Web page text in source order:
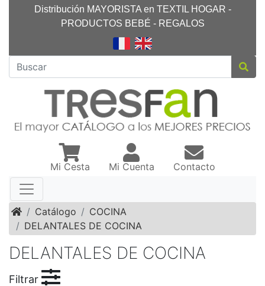
Distribución MAYORISTA en TEXTIL HOGAR -
PRODUCTOS BEBÉ - REGALOS
Mi Cesta Mi Cuenta Contacto
InicioCatálogo
COCINA
DELANTALES DE COCINA
DELANTALES DE COCINA
Filtrar